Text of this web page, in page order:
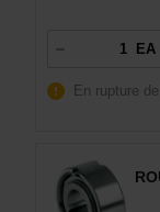
EA
En rupture